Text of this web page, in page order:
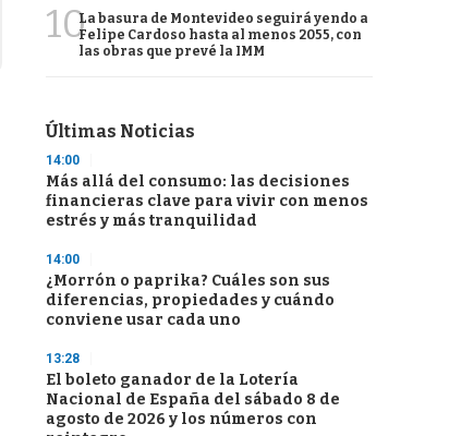
10La basura de Montevideo seguirá yendo a
Felipe Cardoso hasta al menos 2055, con
las obras que prevé la IMM
Últimas Noticias
14:00
Más allá del consumo: las decisiones
financieras clave para vivir con menos
estrés y más tranquilidad
14:00
¿Morrón o paprika? Cuáles son sus
diferencias, propiedades y cuándo
conviene usar cada uno
13:28
El boleto ganador de la Lotería
Nacional de España del sábado 8 de
agosto de 2026 y los números con